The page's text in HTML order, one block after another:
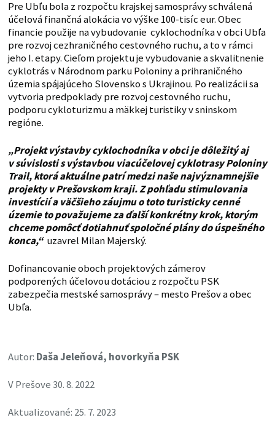
Pre Ubľu bola z rozpočtu krajskej samosprávy schválená
účelová finančná alokácia vo výške 100-tisíc eur. Obec
financie použije na vybudovanie cyklochodníka v obci Ubľa
pre rozvoj cezhraničného cestovného ruchu, a to v rámci
jeho I. etapy. Cieľom projektu je vybudovanie a skvalitnenie
cyklotrás v Národnom parku Poloniny a prihraničného
územia spájajúceho Slovensko s Ukrajinou. Po realizácii sa
vytvoria predpoklady pre rozvoj cestovného ruchu,
podporu cykloturizmu a mäkkej turistiky v sninskom
regióne.
„Projekt výstavby cyklochodníka v obci je dôležitý aj
v súvislosti s výstavbou viacúčelovejcyklotrasy Poloniny
Trail, ktorá aktuálne patrí medzi naše najvýznamnejšie
projekty v Prešovskom kraji. Z pohľadu stimulovania
investícií a väčšieho záujmu o toto turisticky cenné
územie to považujeme za ďalší konkrétny krok, ktorým
chceme pomôcť dotiahnuť spoločné plány do úspešného
konca,“ uzavrel Milan Majerský.
Dofinancovanie oboch projektových zámerov
podporených účelovou dotáciou z rozpočtu PSK
zabezpečia mestské samosprávy – mesto Prešov a obec
Ubľa.
Autor: Daša Jeleňová, hovorkyňa PSK
V Prešove 30. 8. 2022
Aktualizované: 25. 7. 2023